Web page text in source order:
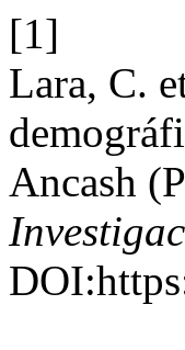
[1]
Lara, C.
Ancash